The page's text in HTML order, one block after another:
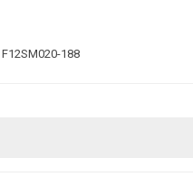
F12SM020-188